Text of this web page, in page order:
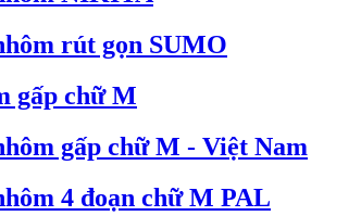
rút gọn SUMO
gấp chữ M
gấp chữ M - Việt Nam
4 đoạn chữ M PAL